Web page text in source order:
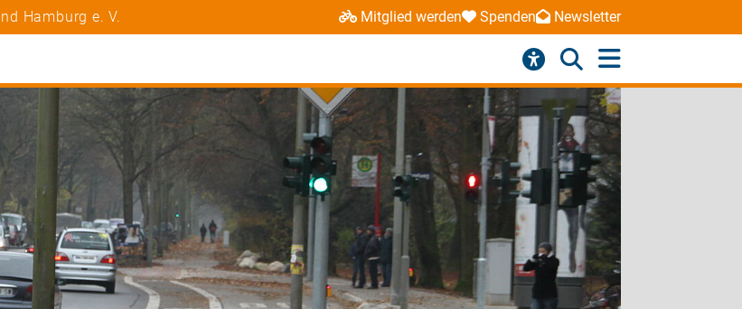
Hamburg e. V. Mitglied werden Spenden Newsletter